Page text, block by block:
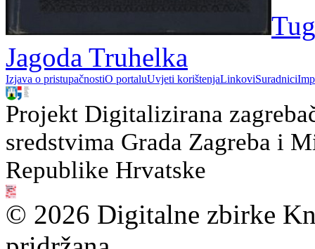
Jagoda Truhelka
Izjava o pristupačnostiO portaluUvjeti korištenjaLinkoviSuradnici
Projekt Digitalizirana
sredstvima Grada Zagreba i
Republike Hrvatske
© 2026 Digitalne zbirke